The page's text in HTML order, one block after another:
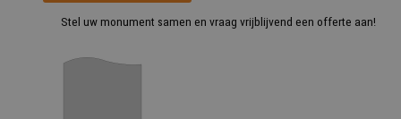
Stel uw monument samen en vraag vrijblijvend een offerte aan!